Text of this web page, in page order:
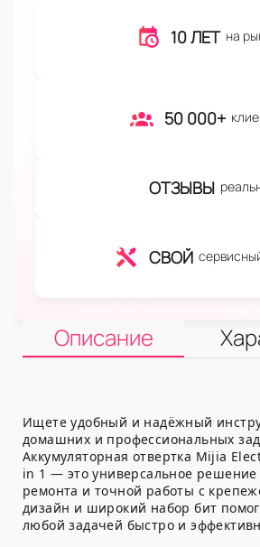
10 ЛЕТ на
50 000+
ОТЗЫВЫ
СВОЙ
Описание
Ищете удобный и надёжный
домашних и профессиональных
Аккумуляторная отвертка Mijia
in 1 — это универсальное решение
ремонта и точной работы с
дизайн и широкий набор бит
любой задачей быстро и